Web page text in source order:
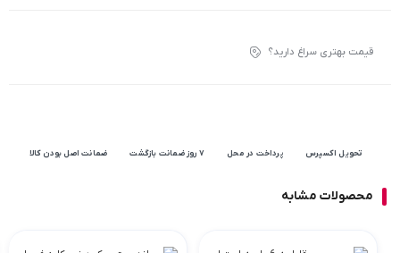
قیمت بهتری سراغ دارید؟
تحویل اکسپرس پرداخت در محل ۷ روز ضمانت بازگشت ضمانت اصل بودن کالا
محصولات مشابه